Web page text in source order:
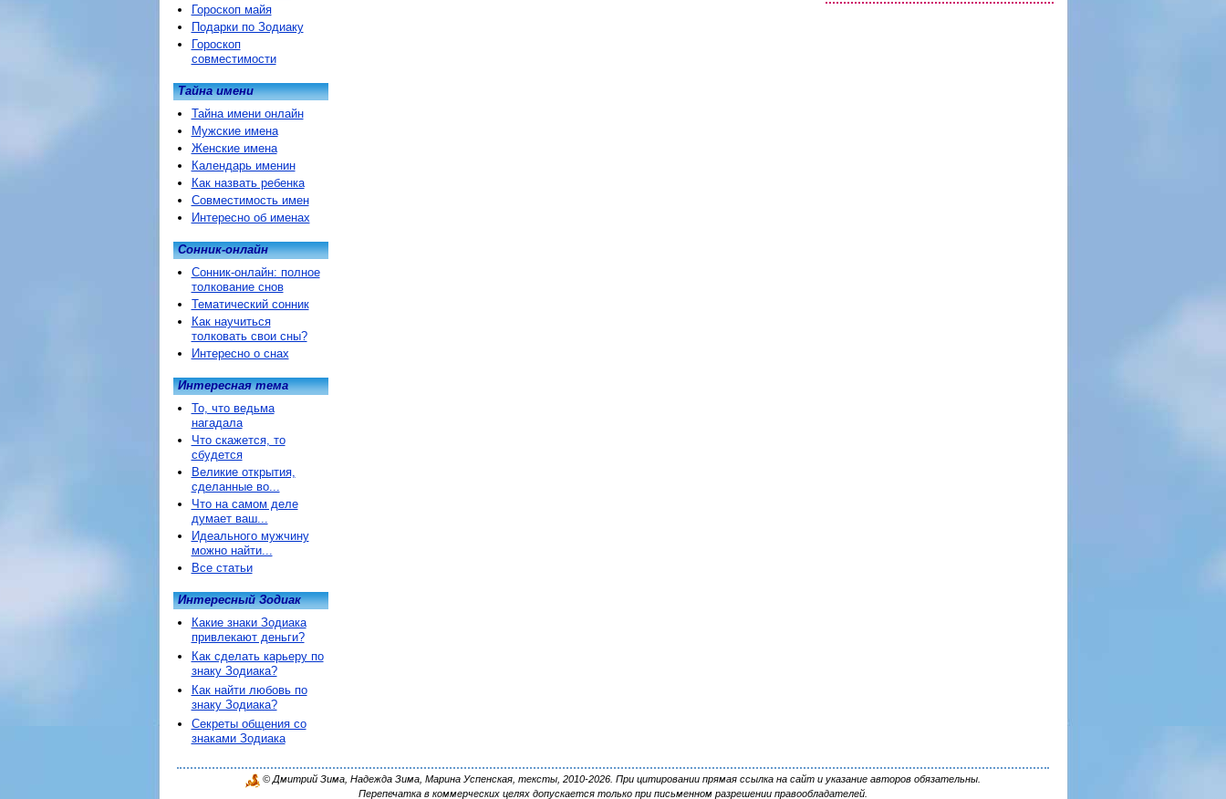
Гороскоп майя
Подарки по Зодиаку
Гороскоп
совместимости
Тайна имени
Тайна имени онлайн
Мужские имена
Женские имена
Календарь именин
Как назвать ребенка
Совместимость имен
Интересно об именах
Сонник-онлайн
Сонник-онлайн: полное
толкование снов
Тематический сонник
Как научиться
толковать свои сны?
Интересно о снах
Интересная тема
То, что ведьма
нагадала
Что скажется, то
сбудется
Великие открытия,
сделанные во...
Что на самом деле
думает ваш...
Идеального мужчину
можно найти...
Все статьи
Интересный Зодиак
Какие знаки Зодиака
привлекают деньги?
Как сделать карьеру по
знаку Зодиака?
Как найти любовь по
знаку Зодиака?
Секреты общения со
знаками Зодиака
© Дмитрий Зима, Надежда Зима, Марина Успенская, тексты, 2010-2026. При цитировании прямая ссылка на сайт и указание авторов обязательны.
Перепечатка в коммерческих целях допускается только при письменном разрешении правообладателей.